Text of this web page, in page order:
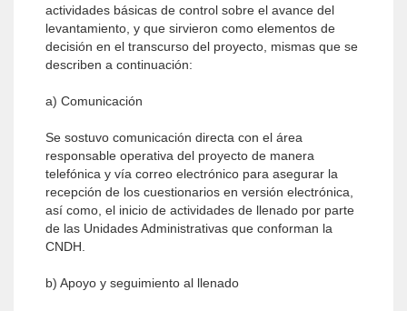
actividades básicas de control sobre el avance del
levantamiento, y que sirvieron como elementos de
decisión en el transcurso del proyecto, mismas que se
describen a continuación:
a) Comunicación
Se sostuvo comunicación directa con el área
responsable operativa del proyecto de manera
telefónica y vía correo electrónico para asegurar la
recepción de los cuestionarios en versión electrónica,
así como, el inicio de actividades de llenado por parte
de las Unidades Administrativas que conforman la
CNDH.
b) Apoyo y seguimiento al llenado